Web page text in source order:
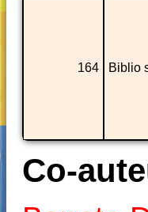
164 Biblio
Co-